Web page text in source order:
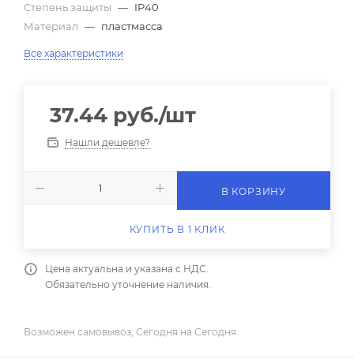
Степень защиты — IP40
Материал — пластмасса
Все характеристики
37.44 руб./шт
Нашли дешевле?
В КОРЗИНУ
КУПИТЬ В 1 КЛИК
Цена актуальна и указана с НДС.
Обязательно уточнение наличия.
Возможен самовывоз, Сегодня на Сегодня.